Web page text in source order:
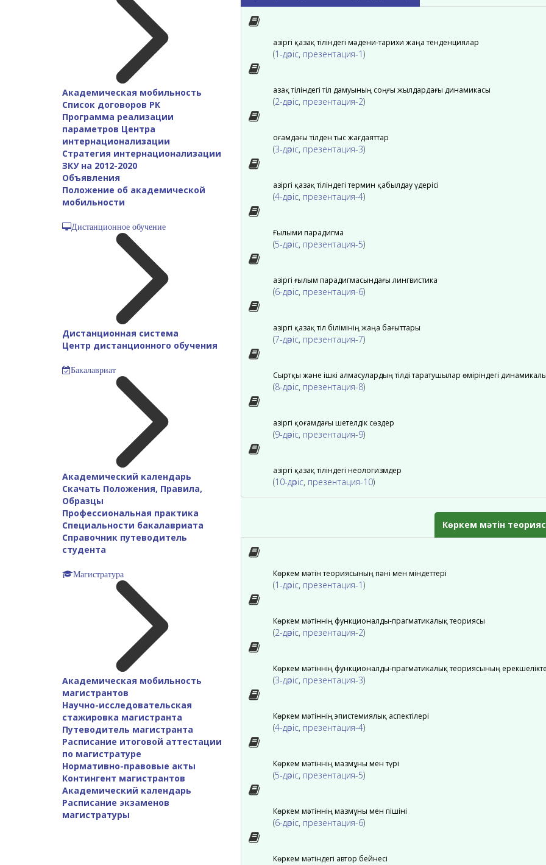
Академическая мобильность
Список договоров РК
Программа реализации
параметров Центра
интернационализации
Стратегия интернационализации
ЗКУ на 2012-2020
Объявления
Положение об академической
мобильности
Дистанционное обучение
Дистанционная система
Центр дистанционного обучения
Бакалавриат
Академический календарь
Скачать Положения, Правила,
Образцы
Профессиональная практика
Специальности бакалавриата
Справочник путеводитель
студента
Магистратура
Академическая мобильность
магистрантов
Научно-исследовательская
стажировка магистранта
Путеводитель магистранта
Расписание итоговой аттестации
по магистратуре
Нормативно-правовые акты
Контингент магистрантов
Академический календарь
Расписание экзаменов
магистратуры
Қазіргі қазақ тіліндегі мәдени-тарихи жаңа тенденциялар
(1-дәріс, презентация-1)
Қазақ тіліндегі тіл дамуының соңғы жылдардағы динамикасы
(2-дәріс, презентация-2)
Қоғамдағы тілден тыс жағдаяттар
(3-дәріс, презентация-3)
Қазіргі қазақ тіліндегі термин қабылдау үдерісі
(4-дәріс, презентация-4)
Ғылыми парадигма
(5-дәріс, презентация-5)
Қазіргі ғылым парадигмасындағы лингвистика
(6-дәріс, презентация-6)
Қазіргі қазақ тіл білімінің жаңа бағыттары
(7-дәріс, презентация-7)
Сыртқы және ішкі алмасулардың тілді таратушылар өміріндегі
(8-дәріс, презентация-8)
Қазіргі қоғамдағы шетелдік сөздер
(9-дәріс, презентация-9)
Қазіргі қазақ тіліндегі неологизмдер
(10-дәріс, презентация-10)
Көркем мәтін
Көркем мәтін теориясының пәні мен міндеттері
(1-дәріс, презентация-1)
Көркем мәтіннің функционалды-прагматикалық теориясы
(2-дәріс, презентация-2)
Көркем мәтіннің функционалды-прагматикалық теориясының
(3-дәріс, презентация-3)
Көркем мәтіннің эпистемиялық аспектілері
(4-дәріс, презентация-4)
Көркем мәтіннің мазмұны мен түрі
(5-дәріс, презентация-5)
Көркем мәтіннің мазмұны мен пішіні
(6-дәріс, презентация-6)
Көркем мәтіндегі автор бейнесі